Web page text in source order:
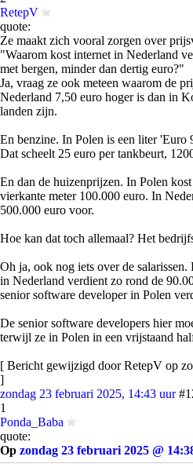
RetepV
quote:
Ze maakt zich vooral zorgen over
"Waarom kost internet in Nederland
met bergen, minder dan dertig euro?"
Ja, vraag ze ook meteen waarom de
Nederland 7,50 euro hoger is dan in
landen zijn.
En benzine. In Polen is een liter 'Euro
Dat scheelt 25 euro per tankbeurt,
En dan de huizenprijzen. In Polen
vierkante meter 100.000 euro. In
500.000 euro voor.
Hoe kan dat toch allemaal? Het
Oh ja, ook nog iets over de
in Nederland verdient zo rond de
senior software developer in Polen
De senior software developers hier
terwijl ze in Polen in een vrijstaand
[ Bericht gewijzigd door RetepV op
]
zondag 23 februari 2025, 14:43 uur
1
Ponda_Baba
quote:
Op zondag 23 februari 2025 @